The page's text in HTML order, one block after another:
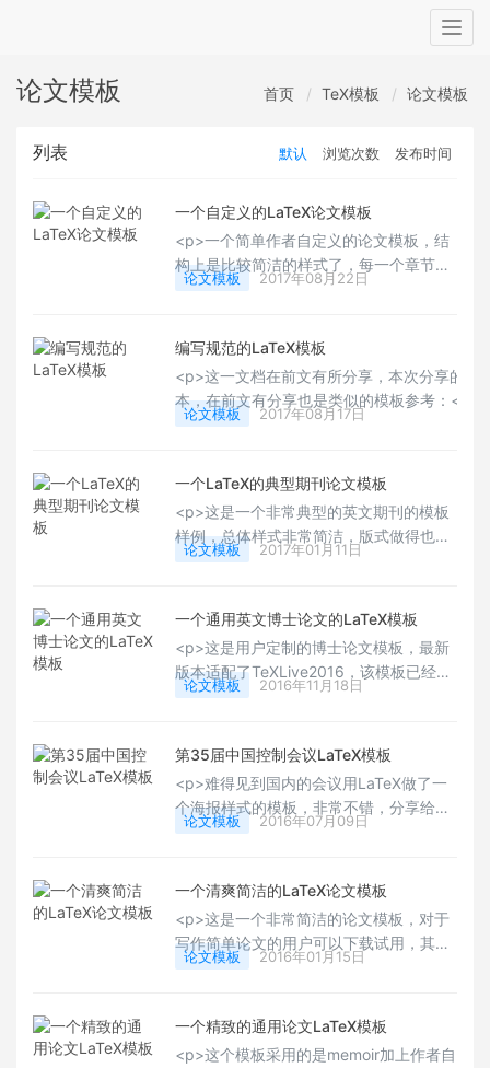
论文模板 首页 TeX模板 论文模板
列表 默认 浏览次数 发布时间
一个自定义的LaTeX论文模板
<p>一个简单作者自定义的论文模板，结
构上是比较简洁的样式了，每一个章节都
允许增加摘要，我们一般书籍或者报告的
做成自己的论文样式和书籍样式，也可以
增加些元素，其可塑性蛮好的，有需要的
用户可以下载试用下。</p>
论文模板 2017年08月22日
编写规范的LaTeX模板
<p>这一文档在前文有所分享，本次分享的是
本，在前文有分享也是类似的模板参考：<a
href="http://www.latexstudio.net/archives/
normal;">http://www.latexstudio.net/
这一个的宏包的整体比较规范了，修改的记录
概要，章节设计，封面设计都非常不错，非常
甚至书籍和报告的编
论文模板 2017年08月17日
一个LaTeX的典型期刊论文模板
<p>这是一个非常典型的英文期刊的模板
样例，总体样式非常简洁，版式做得也非
常清爽，很多用户有自己排版自己的论文
可以作为平时小模板，如果有特殊需要可
以自己进行定制和改造，希望这个模板能
够帮助到您！Happy Texin</p>
论文模板 2017年01月11日
一个通用英文博士论文的LaTeX模板
<p>这是用户定制的博士论文模板，最新
版本适配了TeXLive2016，该模板已经用
于作者自己的博士论文和同学的论文使
的博士论文样式，整个的内容非常清爽，
对于模板有一点需要装饰需求的用户可以
选用。Happy TeXing!</p>
论文模板 2016年11月18日
第35届中国控制会议LaTeX模板
<p>难得见到国内的会议用LaTeX做了一
个海报样式的模板，非常不错，分享给各
位。</p>
论文模板 2016年07月09日
一个清爽简洁的LaTeX论文模板
<p>这是一个非常简洁的论文模板，对于
写作简单论文的用户可以下载试用，其整
体配色进行了设计，看上去非常清爽，也
论文模板 2016年01月15日
一个精致的通用论文LaTeX模板
<p>这个模板采用的是memoir加上作者自